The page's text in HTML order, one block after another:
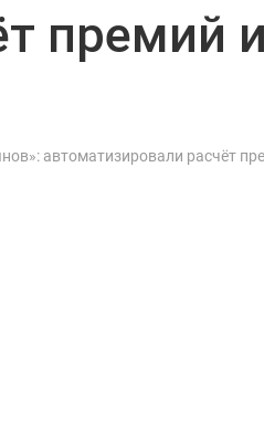
премий
автоматизировали расчёт